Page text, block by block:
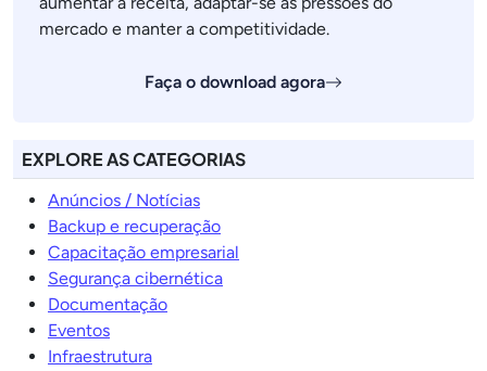
mercado e manter a competitividade.
Faça o download agora
EXPLORE AS CATEGORIAS
Anúncios / Notícias
Backup e recuperação
Capacitação empresarial
Segurança cibernética
Documentação
Eventos
Infraestrutura